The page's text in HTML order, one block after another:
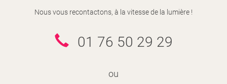
Nous vous recontactons, à la vitesse de la lumière !
01 76 50 29 29
ou